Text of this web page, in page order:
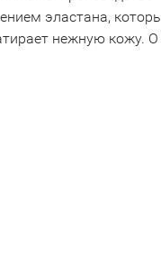
эластана,
нежную кожу.